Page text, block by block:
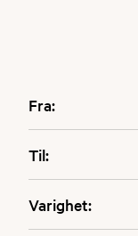
Fra:
Til:
Varighet: